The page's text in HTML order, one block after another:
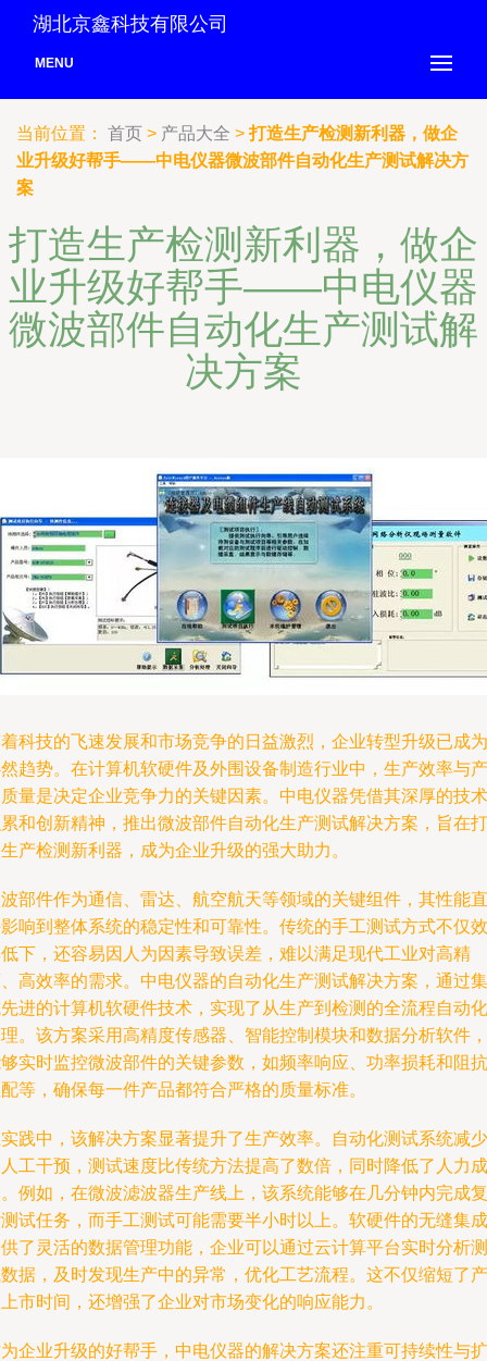
湖北京鑫科技有限公司
MENU
当前位置： 首页 > 产品大全 > 打造生产检测新利器，做企
业升级好帮手——中电仪器微波部件自动化生产测试解决方
案
打造生产检测新利器，做企
业升级好帮手——中电仪器
微波部件自动化生产测试解
决方案
科技的飞速发展和市场竞争的日益激烈，企业转型升级已成为
趋势。在计算机软硬件及外围设备制造行业中，生产效率与产
量是决定企业竞争力的关键因素。中电仪器凭借其深厚的技术
和创新精神，推出微波部件自动化生产测试解决方案，旨在打
产检测新利器，成为企业升级的强大助力。
部件作为通信、雷达、航空航天等领域的关键组件，其性能直
响到整体系统的稳定性和可靠性。传统的手工测试方式不仅效
下，还容易因人为因素导致误差，难以满足现代工业对高精
高效率的需求。中电仪器的自动化生产测试解决方案，通过集
进的计算机软硬件技术，实现了从生产到检测的全流程自动化
。该方案采用高精度传感器、智能控制模块和数据分析软件，
实时监控微波部件的关键参数，如频率响应、功率损耗和阻抗
等，确保每一件产品都符合严格的质量标准。
践中，该解决方案显著提升了生产效率。自动化测试系统减少
工干预，测试速度比传统方法提高了数倍，同时降低了人力成
例如，在微波滤波器生产线上，该系统能够在几分钟内完成复
试任务，而手工测试可能需要半小时以上。软硬件的无缝集成
了灵活的数据管理功能，企业可以通过云计算平台实时分析测
据，及时发现生产中的异常，优化工艺流程。这不仅缩短了产
市时间，还增强了企业对市场变化的响应能力。
企业升级的好帮手，中电仪器的解决方案还注重可持续性与扩